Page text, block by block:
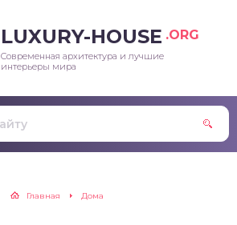
LUXURY-HOUSE .ORG
Современная архитектура и лучшие
интерьеры мира
Главная Дома